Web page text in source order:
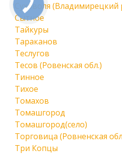
Суховоля (Владимирецкий
Сытное
Тайкуры
Тараканов
Теслугов
Тесов (Ровенская обл.)
Тинное
Тихое
Томахов
Томашгород
Томашгород(село)
Торговица (Ровненская
Три Копцы